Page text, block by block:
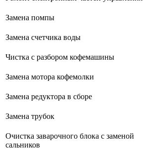
Замена помпы
Замена счетчика воды
Чистка с разбором кофемашины
Замена мотора кофемолки
Замена редуктора в сборе
Замена трубок
Очистка заварочного блока с заменой
сальников